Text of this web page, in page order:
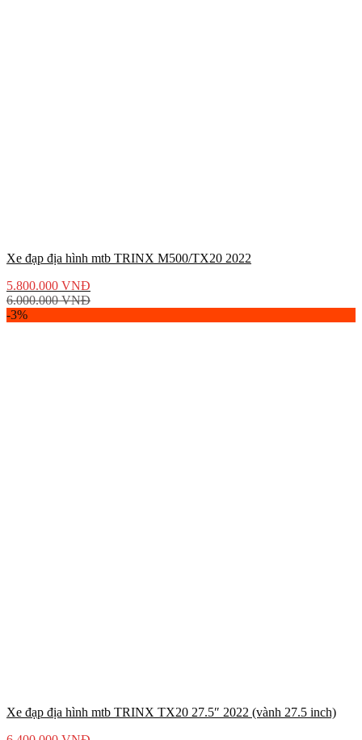
Xe đạp địa hình mtb TRINX M500/TX20 2022
5.800.000 VNĐ
6.000.000VNĐ
-3%
Xe đạp địa hình mtb TRINX TX20 27.5″ 2022 (vành 27.5 inch)